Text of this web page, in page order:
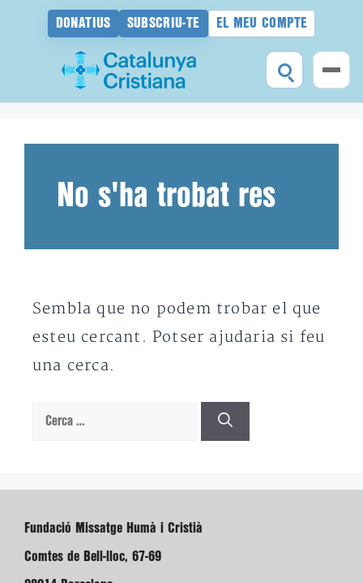
DONATIUS SUBSCRIU-TE EL MEU COMPTE
No s'ha trobat res
Sembla que no podem trobar el que
esteu cercant. Potser ajudaria si feu
una cerca.
Cerca:
Fundació Missatge Humà i Cristià
Comtes de Bell-lloc, 67-69